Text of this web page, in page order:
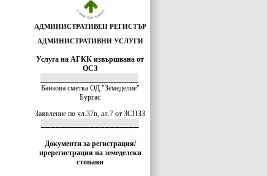
АДМИНИСТРАТИВЕН РЕГИСТЪР
АДМИНИСТРАТИВНИ УСЛУГИ
Услуга на АГКК извършвана от
ОСЗ
Банкова сметка ОД "Земеделие"
Бургас
Заявление по чл.37в, ал.7 от ЗСПЗЗ
Документи за регистрация/
пререгистрация на земеделски
стопани